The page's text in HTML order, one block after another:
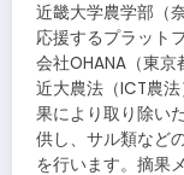
近畿大学農学部（
応援するプラット
会社OHANA（東
近大農法（ICT農
果により取り除い
供し、サル類など
を行います。摘果